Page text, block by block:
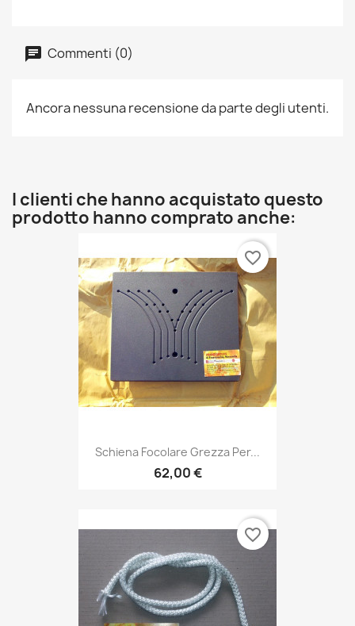
Commenti (0)
Ancora nessuna recensione da parte degli utenti.
I clienti che hanno acquistato questo
prodotto hanno comprato anche:
Schiena Focolare Grezza Per...
62,00 €
favorite_border
favorite_border